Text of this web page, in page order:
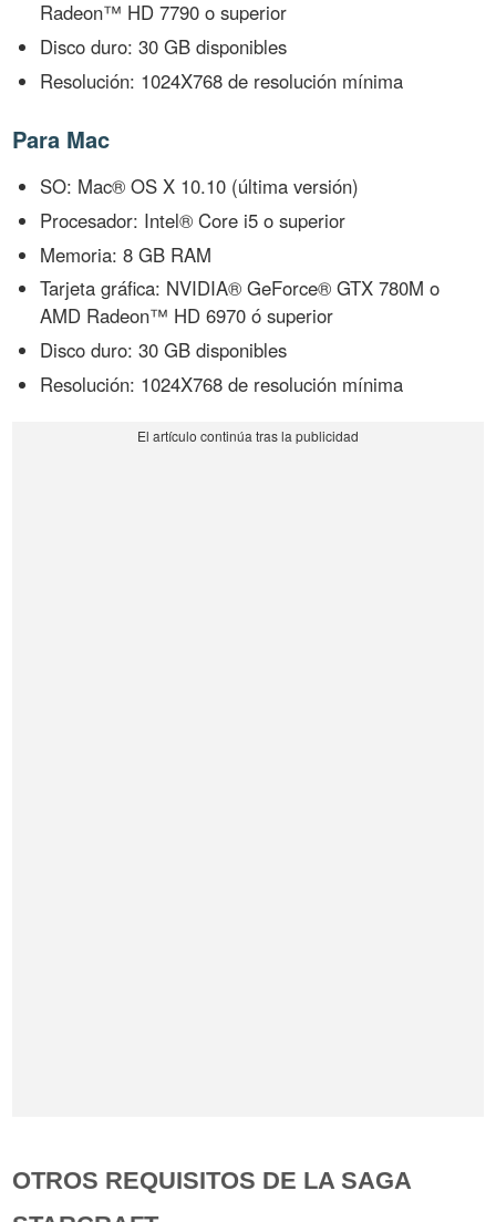
Radeon™ HD 7790 o superior
Disco duro: 30 GB disponibles
Resolución: 1024X768 de resolución mínima
Para Mac
SO: Mac® OS X 10.10 (última versión)
Procesador: Intel® Core i5 o superior
Memoria: 8 GB RAM
Tarjeta gráfica: NVIDIA® GeForce® GTX 780M o
AMD Radeon™ HD 6970 ó superior
Disco duro: 30 GB disponibles
Resolución: 1024X768 de resolución mínima
OTROS REQUISITOS DE LA SAGA